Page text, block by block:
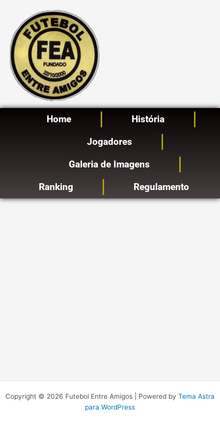
conteúdo
Home
História
Jogadores
Galeria de Imagens
Ranking
Regulamento
Copyright © 2026 Futebol Entre Amigos | Powered by Tema Astra
para WordPress